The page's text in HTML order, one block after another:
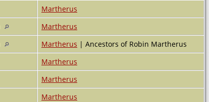
Martherus
Martherus
Martherus | Ancestors of Robin Martherus
Martherus
Martherus
Martherus